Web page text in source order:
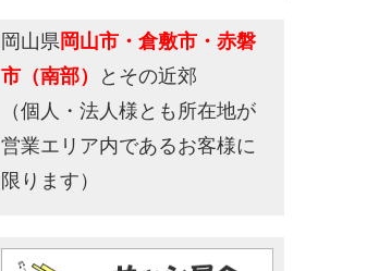
岡山県岡山市・倉敷市・赤磐
市（南部）
とその近郊
（個人・法人様とも所在地が
営業エリア内であるお客様に
限ります）